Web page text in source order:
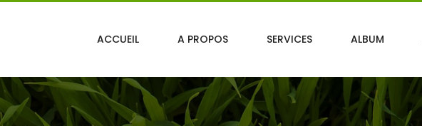
ACCUEIL A PROPOS SERVICES ALBUM